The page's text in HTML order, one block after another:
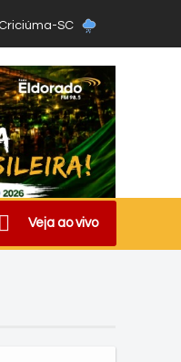
SC
Veja ao vivo